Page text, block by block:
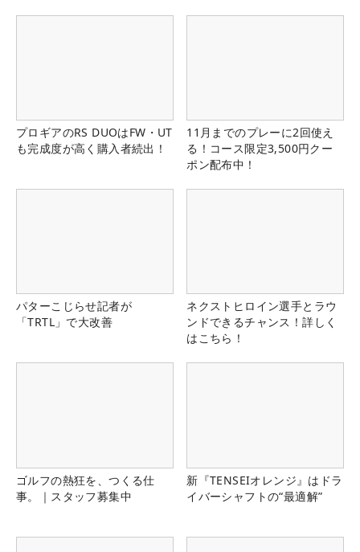
プロギアのRS DUOはFW・UT
も完成度が高く購入者続出！
11月までのプレーに2回使え
る！コース限定3,500円クー
ポン配布中！
パターこじらせ記者が
「TRTL」で大改善
ネクストヒロイン選手とラウ
ンドできるチャンス！詳しく
はこちら！
ゴルフの熱狂を、つくる仕
事。｜スタッフ募集中
新『TENSEIオレンジ』はドラ
イバーシャフトの“最適解”